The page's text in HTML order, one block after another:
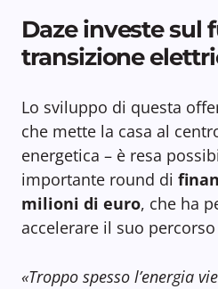
Daze investe sul
transizione
Lo sviluppo di questa
che mette la casa al
energetica – è resa
importante round di
milioni di euro, che ha
accelerare il suo
«Troppo spesso l’energia